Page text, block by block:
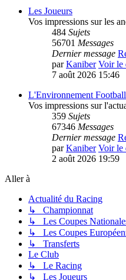
Les Joueurs
Vos impressions sur les
484 Sujets
56701 Messages
Dernier message
parKaniber Voir le
7 août 2026 15:46
L'Environnement
Vos impressions sur
359 Sujets
67346 Messages
Dernier message
parKaniber Voir le
2 août 2026 19:59
Aller à
Actualité du Racing
↳ Championnat
↳ Les Coupes
↳ Les Coupes
↳ Transferts
Le Club
↳ Le Racing
↳ Les Joueurs